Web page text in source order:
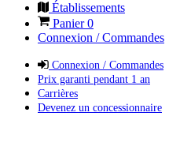
Établissements
Panier0
Connexion / Commandes
Connexion / Commandes
Prix garanti pendant 1 an
Carrières
Devenez un concessionnaire